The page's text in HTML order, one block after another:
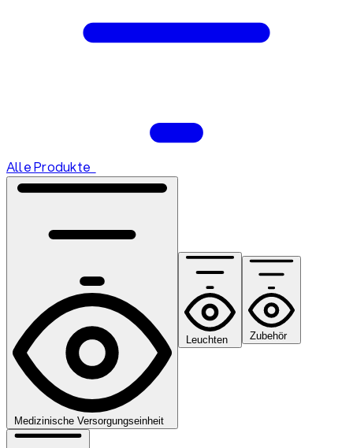
Alle Produkte
Medizinische Versorgungseinheit
Leuchten Zubehör